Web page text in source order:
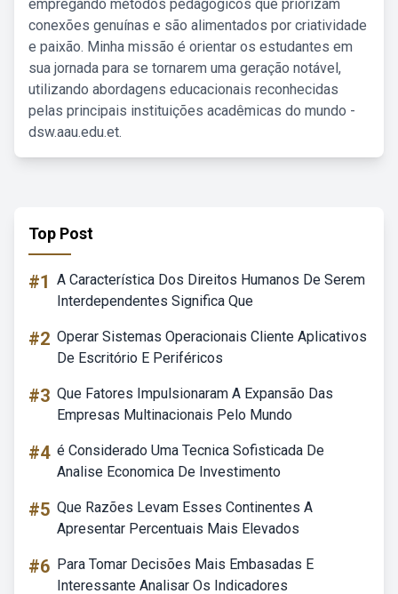
empregando métodos pedagógicos que priorizam
conexões genuínas e são alimentados por criatividade
e paixão. Minha missão é orientar os estudantes em
sua jornada para se tornarem uma geração notável,
utilizando abordagens educacionais reconhecidas
pelas principais instituições acadêmicas do mundo -
dsw.aau.edu.et.
Top Post
#1 A Característica Dos Direitos Humanos De Serem
Interdependentes Significa Que
#2 Operar Sistemas Operacionais Cliente Aplicativos
De Escritório E Periféricos
#3 Que Fatores Impulsionaram A Expansão Das
Empresas Multinacionais Pelo Mundo
#4 é Considerado Uma Tecnica Sofisticada De
Analise Economica De Investimento
#5 Que Razões Levam Esses Continentes A
Apresentar Percentuais Mais Elevados
#6 Para Tomar Decisões Mais Embasadas E
Interessante Analisar Os Indicadores